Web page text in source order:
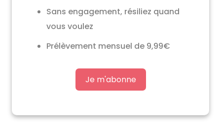
Sans engagement, résiliez quand
vous voulez
Prélèvement mensuel de 9,99€
Je m'abonne